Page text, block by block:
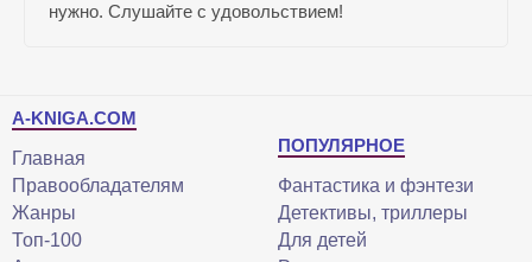
нужно. Слушайте с удовольствием!
A-KNIGA.COM
Главная
Правообладателям
Жанры
Топ-100
ПОПУЛЯРНОЕ
Фантастика и фэнтези
Детективы, триллеры
Для детей